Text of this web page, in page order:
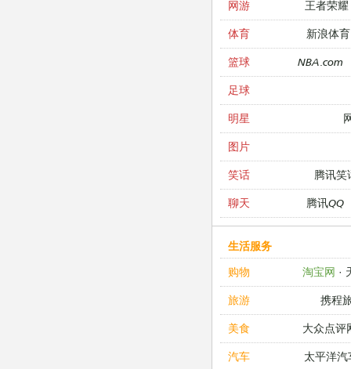
网游 王者荣耀
体育 新浪体育
篮球 NBA.com
足球
明星
图片
笑话 腾讯笑
聊天 腾讯QQ
生活服务
购物
淘宝网 ·
旅游 携程
美食 大众点评
汽车 太平洋汽